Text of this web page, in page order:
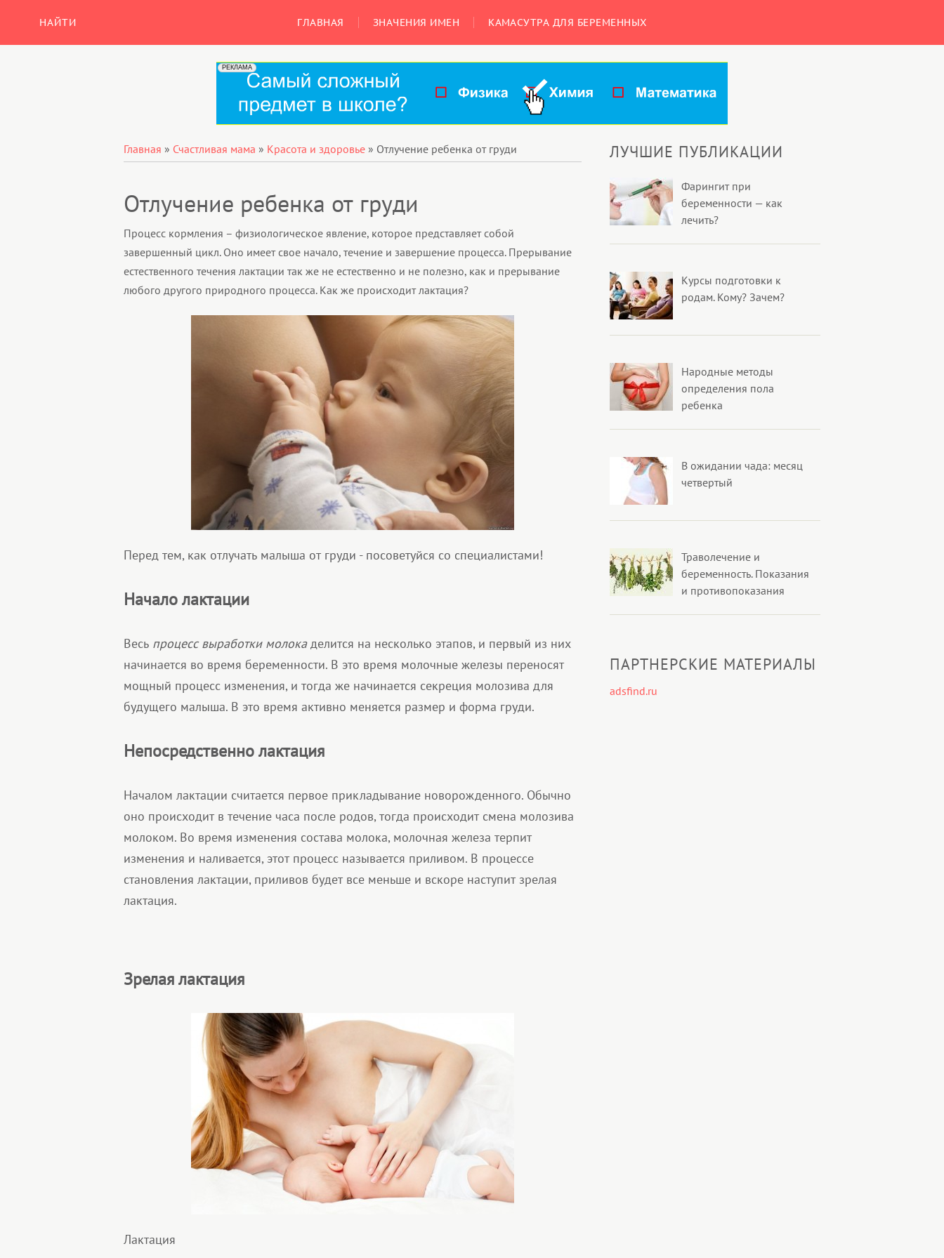
НАЙТИ ГЛАВНАЯ ЗНАЧЕНИЯ ИМЕН КАМАСУТРА ДЛЯ БЕРЕМЕННЫХ
ЛУЧШИЕ ПУБЛИКАЦИИ
Фарингит при
беременности — как
лечить?
Курсы подготовки к
родам. Кому? Зачем?
Народные методы
определения пола
ребенка
В ожидании чада: месяц
четвертый
Траволечение и
беременность. Показания
и противопоказания
ПАРТНЕРСКИЕ МАТЕРИАЛЫ
adsfind.ru
Главная » Счастливая мама » Красота и здоровье » Отлучение ребенка от груди
Отлучение ребенка от груди
Процесс кормления – физиологическое явление, которое представляет собой
завершенный цикл. Оно имеет свое начало, течение и завершение процесса. Прерывание
естественного течения лактации так же не естественно и не полезно, как и прерывание
любого другого природного процесса. Как же происходит лактация?
Перед тем, как отлучать малыша от груди - посоветуйся со специалистами!
Начало лактации
Весь процесс выработки молокаделится на несколько этапов, и первый из них
начинается во время беременности. В это время молочные железы переносят
мощный процесс изменения, и тогда же начинается секреция молозива для
будущего малыша. В это время активно меняется размер и форма груди.
Непосредственно лактация
Началом лактации считается первое прикладывание новорожденного. Обычно
оно происходит в течение часа после родов, тогда происходит смена молозива
молоком. Во время изменения состава молока, молочная железа терпит
изменения и наливается, этот процесс называется приливом. В процессе
становления лактации, приливов будет все меньше и вскоре наступит зрелая
лактация.
Зрелая лактация
Лактация